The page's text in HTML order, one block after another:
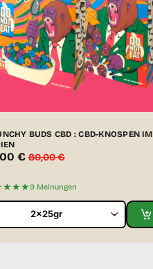
BUDS CBD : CBD-KNOSPEN IM
€80,00€
9 Meinungen